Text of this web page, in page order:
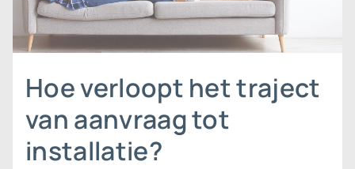
Hoe verloopt het traject
van aanvraag tot
installatie?